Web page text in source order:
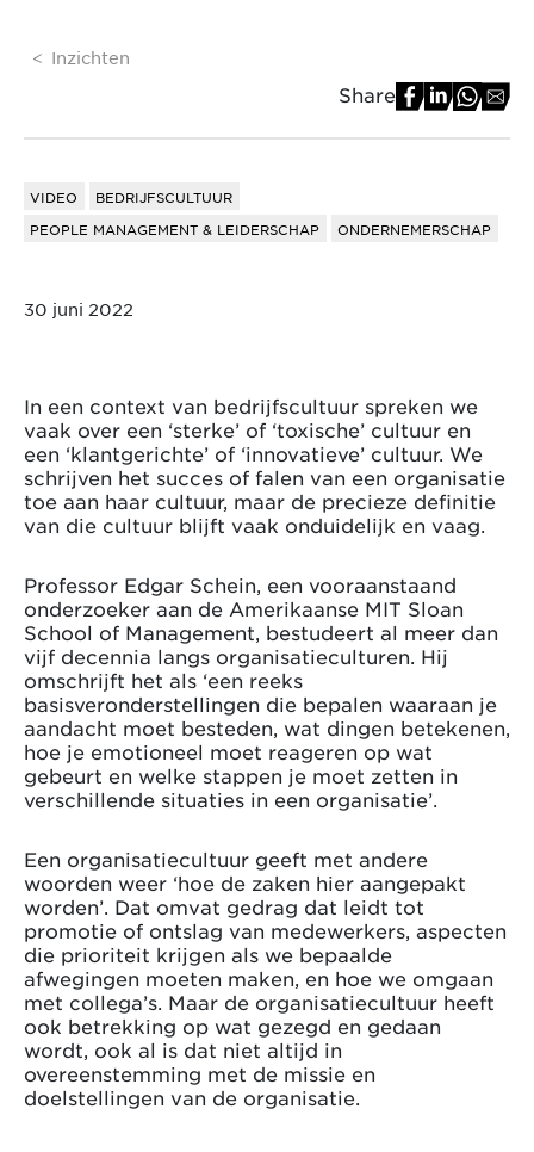
Inzichten
Share
VIDEO
BEDRIJFSCULTUUR
PEOPLE MANAGEMENT & LEIDERSCHAP
ONDERNEMERSCHAP
30 juni 2022
In een context van bedrijfscultuur spreken we
vaak over een ‘sterke’ of ‘toxische’ cultuur en
een ‘klantgerichte’ of ‘innovatieve’ cultuur. We
schrijven het succes of falen van een organisatie
toe aan haar cultuur, maar de precieze definitie
van die cultuur blijft vaak onduidelijk en vaag.
Professor Edgar Schein, een vooraanstaand
onderzoeker aan de Amerikaanse MIT Sloan
School of Management, bestudeert al meer dan
vijf decennia langs organisatieculturen. Hij
omschrijft het als ‘een reeks
basisveronderstellingen die bepalen waaraan je
aandacht moet besteden, wat dingen betekenen,
hoe je emotioneel moet reageren op wat
gebeurt en welke stappen je moet zetten in
verschillende situaties in een organisatie’.
Een organisatiecultuur geeft met andere
woorden weer ‘hoe de zaken hier aangepakt
worden’. Dat omvat gedrag dat leidt tot
promotie of ontslag van medewerkers, aspecten
die prioriteit krijgen als we bepaalde
afwegingen moeten maken, en hoe we omgaan
met collega’s. Maar de organisatiecultuur heeft
ook betrekking op wat gezegd en gedaan
wordt, ook al is dat niet altijd in
overeenstemming met de missie en
doelstellingen van de organisatie.